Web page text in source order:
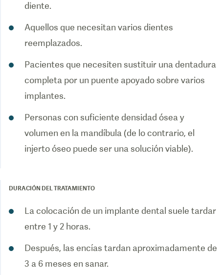
diente.
Aquellos que necesitan varios dientes
reemplazados.
Pacientes que necesiten sustituir una dentadura
completa por un puente apoyado sobre varios
implantes.
Personas con suficiente densidad ósea y
volumen en la mandíbula (de lo contrario, el
DURACIÓN DEL TRATAMIENTO
La colocación de un implante dental suele tardar
entre 1 y 2 horas.
Después, las encías tardan aproximadamente de
3 a 6 meses en sanar.